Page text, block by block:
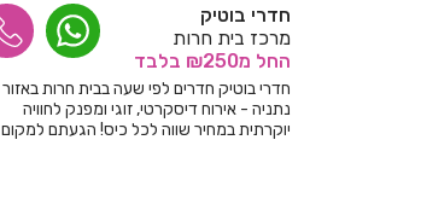
חדרי בוטיק
מרכז בית חרות
החל מ₪250 בלבד
חדרי בוטיק חדרים לפי שעה בבית חרות באזור
נתניה - אירוח דיסקרטי, זוגי ומפנק לחוויה
יוקרתית במחיר שווה לכל כיס! הגעתם למקום